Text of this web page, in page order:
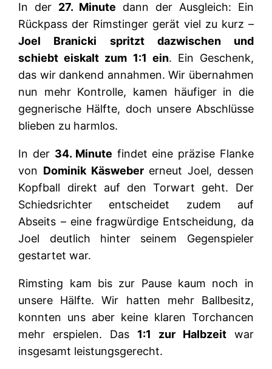
In der 27. Minute dann der Ausgleich: Ein
Rückpass der Rimstinger gerät viel zu kurz –
Joel Branicki spritzt dazwischen und
schiebt eiskalt zum 1:1 ein. Ein Geschenk,
das wir dankend annahmen. Wir übernahmen
nun mehr Kontrolle, kamen häufiger in die
gegnerische Hälfte, doch unsere Abschlüsse
blieben zu harmlos.
In der 34. Minute findet eine präzise Flanke
von Dominik Käswebererneut Joel, dessen
Kopfball direkt auf den Torwart geht. Der
Schiedsrichter entscheidet zudem auf
Abseits – eine fragwürdige Entscheidung, da
Joel deutlich hinter seinem Gegenspieler
gestartet war.
Rimsting kam bis zur Pause kaum noch in
unsere Hälfte. Wir hatten mehr Ballbesitz,
konnten uns aber keine klaren Torchancen
mehr erspielen. Das 1:1 zur Halbzeitwar
insgesamt leistungsgerecht.